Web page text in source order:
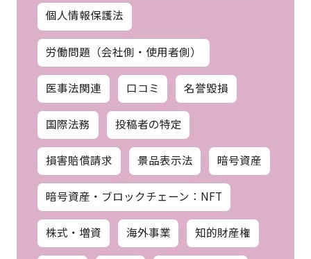
個人情報保護法
労働問題（会社側・使用者側）
医事法関連 口コミ 名誉毀損
国際法務 投稿者の特定
損害賠償請求 景品表示法 暗号資産
暗号資産・ブロックチェーン：NFT
株式・増資 海外事業 知的財産権